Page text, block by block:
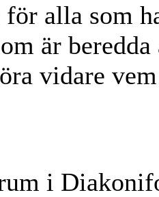
för alla som
är
vidare
i